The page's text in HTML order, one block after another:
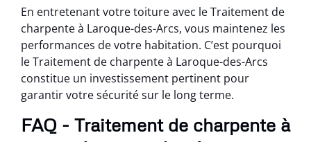
En entretenant votre toiture avec le Traitement de
charpente à Laroque-des-Arcs, vous maintenez les
performances de votre habitation. C’est pourquoi
le Traitement de charpente à Laroque-des-Arcs
constitue un investissement pertinent pour
garantir votre sécurité sur le long terme.
FAQ - Traitement de charpente à